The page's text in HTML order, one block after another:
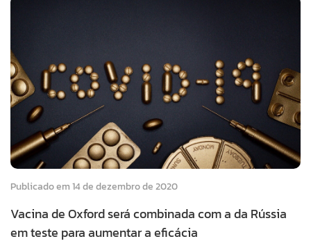
Publicado em 14 de dezembro de 2020
Vacina de Oxford será combinada com a da Rússia
em teste para aumentar a eficácia